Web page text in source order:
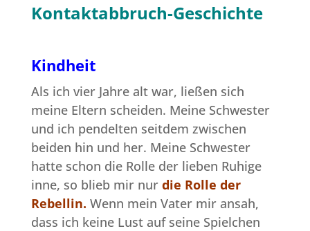
Kontaktabbruch-Geschichte
Kindheit
Als ich vier Jahre alt war, ließen sich
meine Eltern scheiden. Meine Schwester
und ich pendelten seitdem zwischen
beiden hin und her. Meine Schwester
hatte schon die Rolle der lieben Ruhige
inne, so blieb mir nur die Rolle der
Rebellin. Wenn mein Vater mir ansah,
dass ich keine Lust auf seine Spielchen